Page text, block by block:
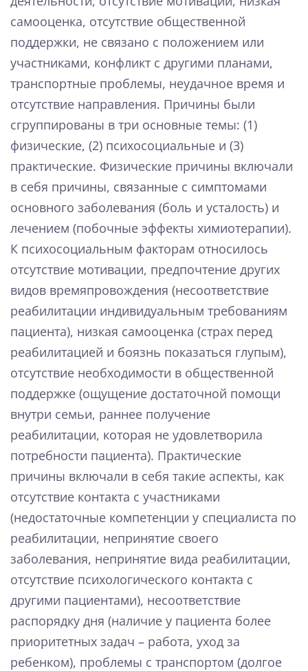
самооценка, отсутствие общественной
поддержки, не связано с положением или
участниками, конфликт с другими планами,
транспортные проблемы, неудачное время и
отсутствие направления. Причины были
сгруппированы в три основные темы: (1)
физические, (2) психосоциальные и (3)
практические. Физические причины включали
в себя причины, связанные с симптомами
основного заболевания (боль и усталость) и
лечением (побочные эффекты химиотерапии).
К психосоциальным факторам относилось
отсутствие мотивации, предпочтение других
видов времяпровождения (несоответствие
реабилитации индивидуальным требованиям
пациента), низкая самооценка (страх перед
реабилитацией и боязнь показаться глупым),
отсутствие необходимости в общественной
поддержке (ощущение достаточной помощи
внутри семьи, раннее получение
реабилитации, которая не удовлетворила
потребности пациента). Практические
причины включали в себя такие аспекты, как
отсутствие контакта с участниками
(недостаточные компетенции у специалиста по
реабилитации, непринятие своего
заболевания, непринятие вида реабилитации,
отсутствие психологического контакта с
другими пациентами), несоответствие
распорядку дня (наличие у пациента более
приоритетных задач – работа, уход за
ребенком), проблемы с транспортом (долгое